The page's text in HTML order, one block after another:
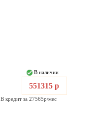
В наличии
551315 р
В кредит за 27565р/мес